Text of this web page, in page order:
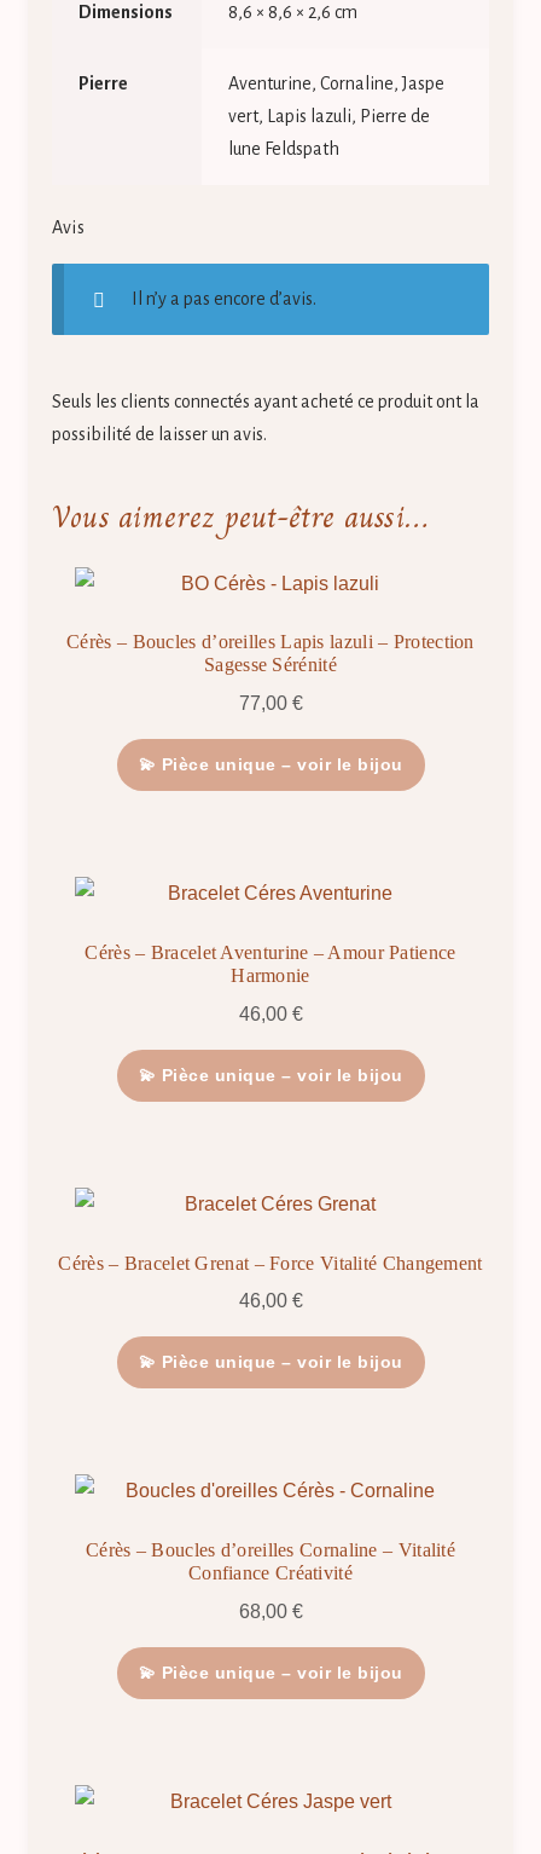
Dimensions 8,6 × 8,6 × 2,6 cm
Pierre
Aventurine, Cornaline, Jaspe
vert, Lapis lazuli, Pierre de
lune Feldspath
Avis
Il n’y a pas encore d’avis.
Seuls les clients connectés ayant acheté ce produit ont la
possibilité de laisser un avis.
Vous aimerez peut-être aussi…
Cérès – Boucles d’oreilles Lapis lazuli – Protection
Sagesse Sérénité
77,00 €
💫 Pièce unique – voir le bijou
Cérès – Bracelet Aventurine – Amour Patience
Harmonie
46,00 €
💫 Pièce unique – voir le bijou
Cérès – Bracelet Grenat – Force Vitalité Changement
46,00 €
💫 Pièce unique – voir le bijou
Cérès – Boucles d’oreilles Cornaline – Vitalité
Confiance Créativité
68,00 €
💫 Pièce unique – voir le bijou